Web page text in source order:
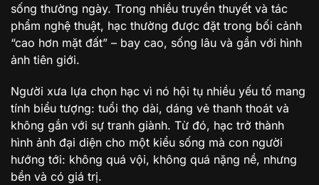
sống thường ngày. Trong nhiều truyền thuyết và tác
phẩm nghệ thuật, hạc thường được đặt trong bối cảnh
“cao hơn mặt đất” – bay cao, sống lâu và gần với hình
ảnh tiên giới.
Người xưa lựa chọn hạc vì nó hội tụ nhiều yếu tố mang
tính biểu tượng: tuổi thọ dài, dáng vẻ thanh thoát và
không gắn với sự tranh giành. Từ đó, hạc trở thành
hình ảnh đại diện cho một kiểu sống mà con người
hướng tới: không quá vội, không quá nặng nề, nhưng
bền và có giá trị.